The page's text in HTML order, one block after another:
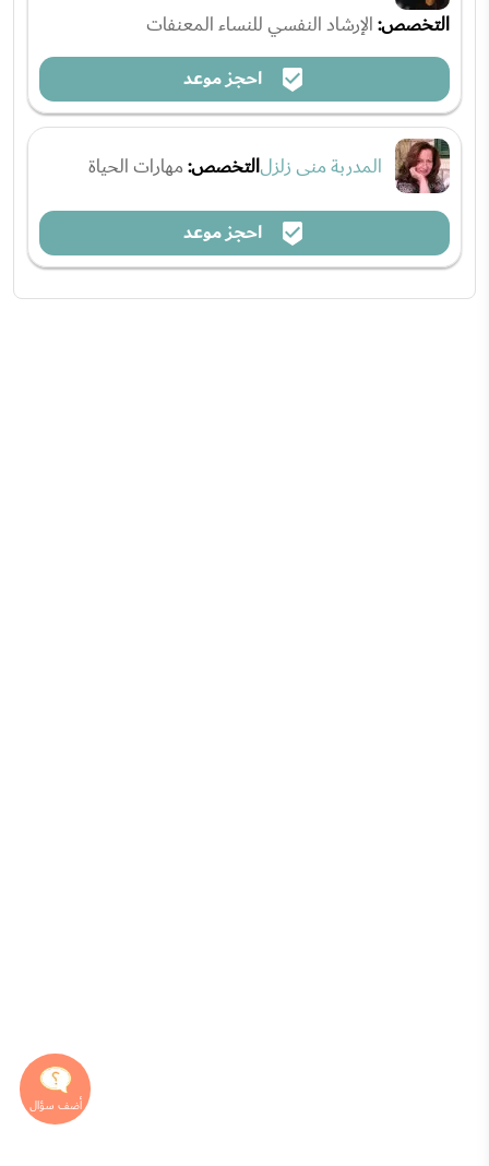
التخصص:الإرشاد النفسي للنساء المعنفات
احجز موعد
المدربة منى زلزلالتخصص:مهارات الحياة
احجز موعد